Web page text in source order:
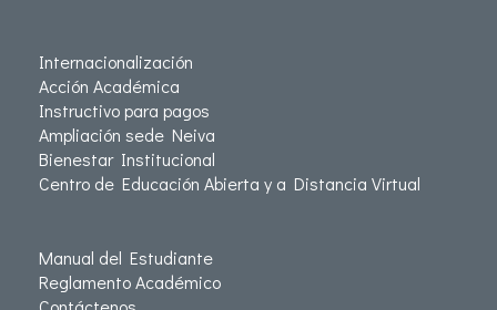
Internacionalización
Acción Académica
Instructivo para pagos
Ampliación sede Neiva
Bienestar Institucional
Centro de Educación Abierta y a Distancia Virtual
Manual del Estudiante
Reglamento Académico